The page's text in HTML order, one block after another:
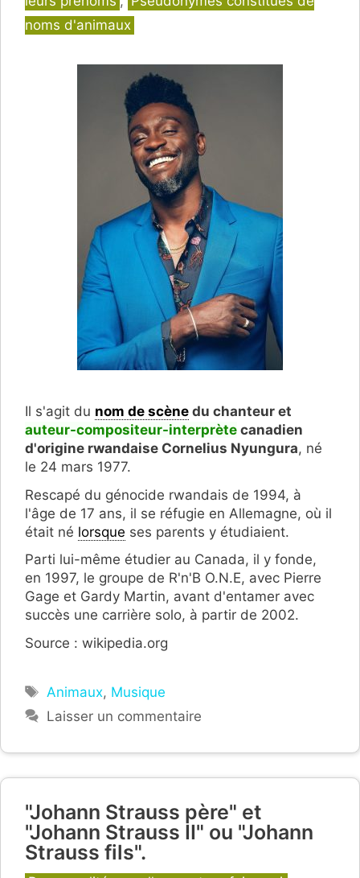
noms d'animaux
Il s'agit du nom de scène du chanteur et
auteur-compositeur-interprète canadien
d'origine rwandaise Cornelius Nyungura, né
le 24 mars 1977.
Rescapé du génocide rwandais de 1994, à
l'âge de 17 ans, il se réfugie en Allemagne, où il
était né lorsque ses parents y étudiaient.
Parti lui-même étudier au Canada, il y fonde,
en 1997, le groupe de R'n'B O.N.E, avec Pierre
Gage et Gardy Martin, avant d'entamer avec
succès une carrière solo, à partir de 2002.
Source : wikipedia.org
Étiquettes
Animaux, Musique
Laisser un commentaire
"Johann Strauss père" et
"Johann Strauss II" ou "Johann
Strauss fils".